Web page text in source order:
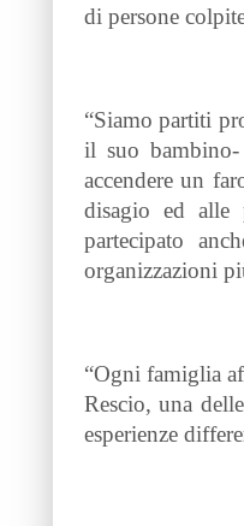
di persone
“Siamo partiti
il suo bambino-
accendere un
disagio ed alle
partecipato
organizzazioni
“Ogni famiglia
Rescio, una
esperienze